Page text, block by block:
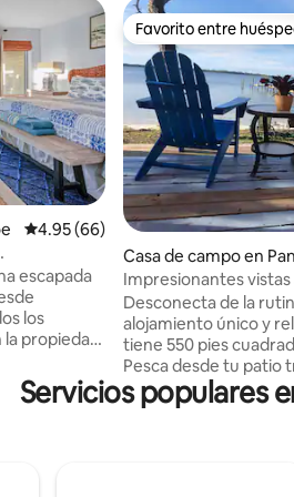
Calificación promedio: 4.95 de 5,
4.95 (66)
día | Perro-
escapada
los
la propiedad
(incluidos
costeras,
Favorito entre
Favorito entre
Casa de campo en
City
Impresionantes vistas
playa y al muelle de
Desconecta de la
alojamiento único y
tiene 550 pies
Pesca desde tu patio
final del muelle.
impresionantes
Servicios populares